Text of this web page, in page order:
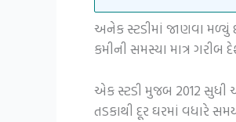
અનેક સ્ટડીમાં જાણવા મળ્યું
કમીની સમસ્યા માત્ર
એક સ્ટડી મુજબ 2012 સુધી
તડકાથી દૂર ઘરમાં વધારે